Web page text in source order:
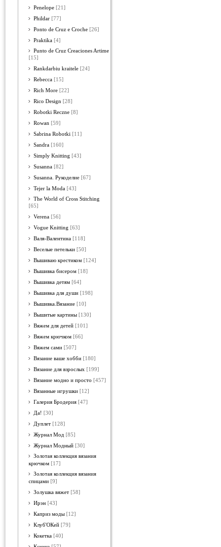
Penelope [21]
Phildar [77]
Ponto de Cruz e Croche [26]
Praktika [4]
Punto de Cruz Creaciones Artime
[15]
Rankdarbiu kraitele [24]
Rebecca [15]
Rich More [22]
Rico Design [28]
Robotki Reczne [8]
Rowan [59]
Sabrina Robotki [11]
Sandra [160]
Simply Knitting [43]
Susanna [82]
Susanna. Рукоделие [67]
Tejer la Moda [43]
The World of Cross Stitching
[65]
Verena [56]
Vogue Knitting [63]
Валя-Валентина [118]
Веселые петельки [50]
Вышиваю крестиком [124]
Вышивка бисером [18]
Вышивка детям [64]
Вышивка для души [198]
Вышивка.Вязание [10]
Вышитые картины [130]
Вяжем для детей [101]
Вяжем крючком [66]
Вяжем сами [507]
Вязание ваше хобби [180]
Вязание для взрослых [199]
Вязание модно и просто [457]
Вязанные игрушки [12]
Галерия Бродерия [47]
Да! [30]
Дуплет [128]
Журнал Мод [85]
Журнал Модный [30]
Золотая коллекция вязания
крючком [17]
Золотая коллекция вязания
спицами [9]
Золушка вяжет [58]
Ирэн [43]
Каприз моды [12]
Клуб'ОКей [79]
Кокетка [40]